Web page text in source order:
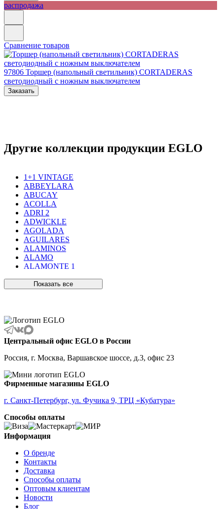
распродажа
Сравнение товаров
97806 Торшер (напольный светильник) CORTADERAS
светодиодный с ножным выключателем
Заказать
Другие коллекции продукции EGLO
1+1 VINTAGE
ABBEYLARA
ABUCAY
ACOLLA
ADRI 2
ADWICKLE
AGOLADA
AGUILARES
ALAMINOS
ALAMO
ALAMONTE 1
ALBARACCIN
ALCUDIA
ALDERNEY
ALMANZORA
ALMEIDA
ALMEIDA 2
ALMONTE
ALMUDAINA
ALOBRASE
ALSAGER
ALVEZ
AMADORA
AMAKUSA
AMBATOBE
AMBILOBE
AMBONDRONA
AMBORIALA
AMEZAGA
AMOATSY
AMPITABE
Показать все
Центральный офис EGLO в России
Россия, г. Москва, Варшавское шоссе, д.3, офис 23
Фирменные магазины EGLO
г. Санкт-Петербург, ул. Фучика 9, ТРЦ «Кубатура»
Способы оплаты
Информация
О бренде
Контакты
Доставка
Способы оплаты
Оптовым клиентам
Новости
Блог